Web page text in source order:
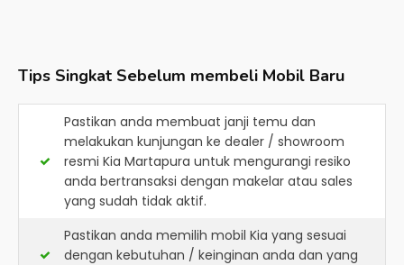
Tips Singkat Sebelum membeli Mobil Baru
Pastikan anda membuat janji temu dan
melakukan kunjungan ke dealer / showroom
resmi Kia Martapura untuk mengurangi resiko
anda bertransaksi dengan makelar atau sales
yang sudah tidak aktif.
Pastikan anda memilih mobil Kia yang sesuai
dengan kebutuhan / keinginan anda dan yang